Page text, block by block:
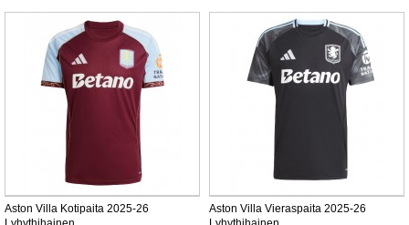
Aston Villa Kotipaita 2025-26
Aston Villa Vieraspaita 2025-26